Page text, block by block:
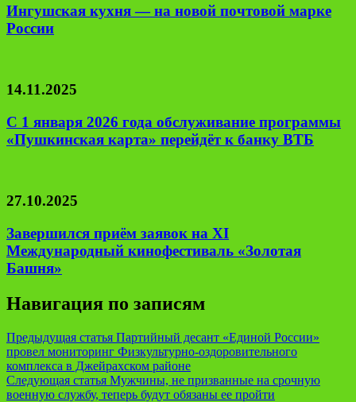
Ингушская кухня — на новой почтовой марке
России
14.11.2025
С 1 января 2026 года обслуживание программы
«Пушкинская карта» перейдёт к банку ВТБ
27.10.2025
Завершился приём заявок на XI
Международный кинофестиваль «Золотая
Башня»
Навигация по записям
Предыдущая статья Партийный десант «Единой России»
провел мониторинг Физкультурно-оздоровительного
комплекса в Джейрахском районе
Следующая статья Мужчины, не призванные на срочную
военную службу, теперь будут обязаны ее пройти